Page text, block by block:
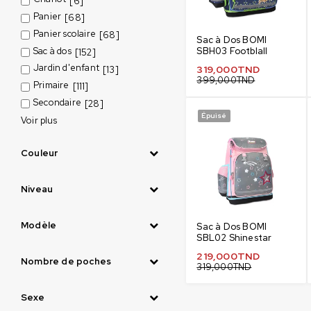
Panier [68]
Panier scolaire [68]
Sac à dos [152]
Jardin d'enfant [13]
Primaire [111]
Secondaire [28]
Voir plus
Couleur
Niveau
Modèle
Nombre de poches
Sexe
Sac à Dos BOMI
SBH03 Footblall
399,000TND
319,000TND
Épuisé
Sac à Dos BOMI
SBL02 Shinestar
319,000TND
219,000TND